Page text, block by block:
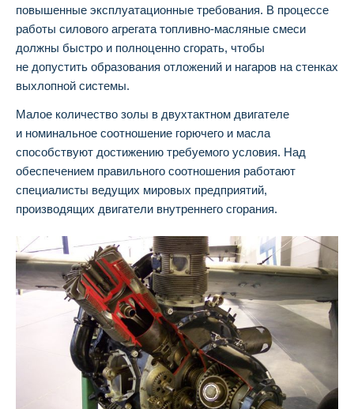
повышенные эксплуатационные требования. В процессе
работы силового агрегата топливно-масляные смеси
должны быстро и полноценно сгорать, чтобы
не допустить образования отложений и нагаров на стенках
выхлопной системы.
Малое количество золы в двухтактном двигателе
и номинальное соотношение горючего и масла
способствуют достижению требуемого условия. Над
обеспечением правильного соотношения работают
специалисты ведущих мировых предприятий,
производящих двигатели внутреннего сгорания.